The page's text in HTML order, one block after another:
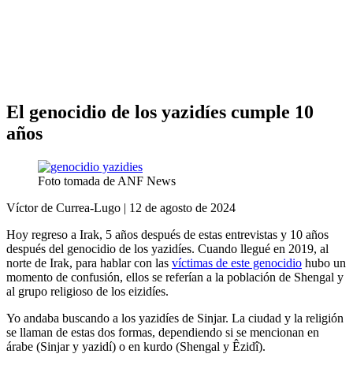
El genocidio de los yazidíes cumple 10
años
Foto tomada de ANF News
Víctor de Currea-Lugo | 12 de agosto de 2024
Hoy regreso a Irak, 5 años después de estas entrevistas y 10 años
después del genocidio de los yazidíes. Cuando llegué en 2019, al
norte de Irak, para hablar con las víctimas de este genocidio hubo un
momento de confusión, ellos se referían a la población de Shengal y
al grupo religioso de los eizidíes.
Yo andaba buscando a los yazidíes de Sinjar. La ciudad y la religión
se llaman de estas dos formas, dependiendo si se mencionan en
árabe (Sinjar y yazidí) o en kurdo (Shengal y Êzidî).